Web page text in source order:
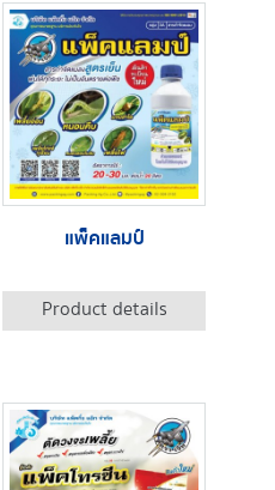
แพ็คแลมป์
Product details